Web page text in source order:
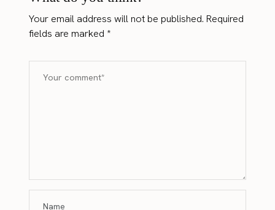
Your email address will not be published. Required
fields are marked*